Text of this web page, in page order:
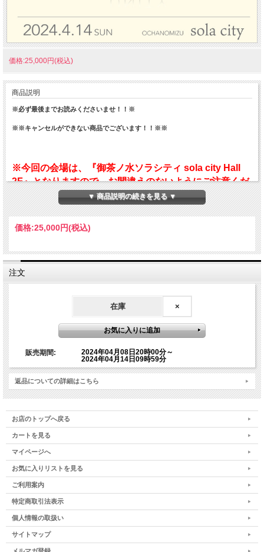
価格:25,000円(税込)
商品説明
※必ず最後までお読みくださいませ！！※
※※キャンセルができない商品でございます！！※※
※今回の会場は、『御茶ノ水ソラシティ sola city Hall
2F』となりますので、お間違えのないようにご注意くだ
さい。
内の空調温度をある一定以下に保つ必要がございます。
会場内が寒く感じられましても、温度調整のご対応がで
きない場合もございます。恐れ入りますが、羽織りもの
お申し込み完了後、自動返信メールが届きます。お申し
込み開始時は混雑し自動返信メールがすぐに届かない場
合もございます。その場合は少しお時間をあけてから自
動返信メールが届いているかご確認ください。もし自動
返信メールが届かない場合は迷惑メールフォルダをご確
認いただくか、event@namikiyoshikazu.comまでその
インストアに会員登録されている方は、マイページにロ
グインしていただくと購入履歴でお申し込み状況をご確
認いただけます。
※※shopmaster@namiki.mm.shopserve.jpのメールは送信専用となっておりま
す。 ※※
そのメールにお問い合わせいただきましても、返信できませんので予めご了承くだ
さい。
※※お申し込み期間は、4月8日（月）20時～4月13日（土）23:59分まで（又は満
席となるまで）です。
▼ 商品説明の続きを見る ▼
価格:25,000円(税込)
注文
在庫 ×
販売期間:
2024年04月08日20時00分～
2024年04月14日09時59分
返品についての詳細はこちら
お店のトップへ戻る
カートを見る
マイページへ
お気に入りリストを見る
ご利用案内
特定商取引法表示
個人情報の取扱い
サイトマップ